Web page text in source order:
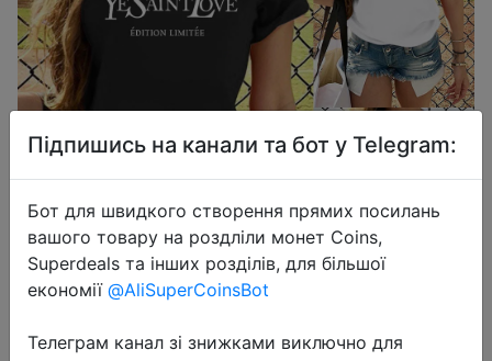
YESAINTLOVE 2020 женская
Підпишись на канали та бот у Telegram:
Бот для швидкого створення прямих посилань
вашого товару на роздліли монет Coins,
Superdeals та інших розділів, для більшої
економії @AliSuperCoinsBot
Телеграм канал зі знижками виключно для